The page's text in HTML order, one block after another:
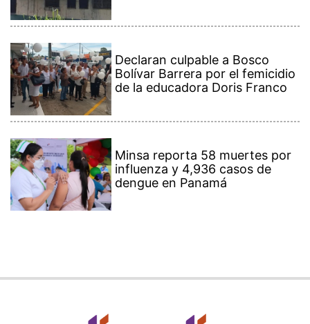
Declaran culpable a Bosco
Bolívar Barrera por el femicidio
de la educadora Doris Franco
Minsa reporta 58 muertes por
influenza y 4,936 casos de
dengue en Panamá